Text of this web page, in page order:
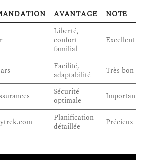
AVANTAGE
NOTE
Liberté,
confort
familial
Excellent
Facilité,
adaptabilité
Très bon
Sécurité
optimale
Important
Planification
détaillée
Précieux